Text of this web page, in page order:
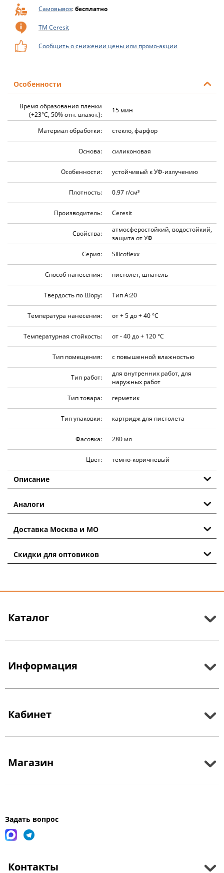
Самовывоз:бесплатно
ТМ Ceresit
Сообщить о снижении цены или промо-акции
Особенности
Время образования пленки
(+23°C, 50% отн. влажн.):
15 мин
Материал обработки: стекло, фарфор
Основа: силиконовая
Особенности: устойчивый к УФ-излучению
Плотность: 0.97 г/см³
Производитель: Ceresit
Свойства:
атмосферостойкий, водостойкий,
защита от УФ
Серия:
Silicoflexx
Способ нанесения: пистолет, шпатель
Твердость по Шору: Тип А:20
Температура нанесения: от + 5 до + 40 °C
Температурная стойкость: от - 40 до + 120 °C
Тип помещения: с повышенной влажностью
Тип работ:
для внутренних работ, для
наружных работ
Тип товара:
герметик
Тип упаковки: картридж для пистолета
Фасовка: 280 мл
Цвет: темно-коричневый
Описание
Аналоги
Доставка Москва и МО
Скидки для оптовиков
Каталог
Информация
Кабинет
Магазин
Задать вопрос
Контакты